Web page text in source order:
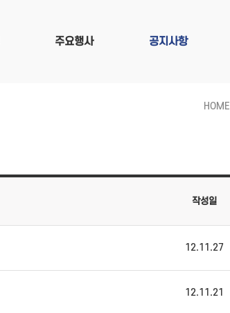
주요행사 공지사항
HOME
작성일
12.11.27
12.11.21